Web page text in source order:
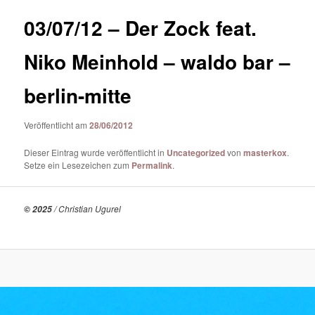
03/07/12 – Der Zock feat.
Niko Meinhold – waldo bar –
berlin-mitte
Veröffentlicht am28/06/2012
Dieser Eintrag wurde veröffentlicht in Uncategorizedvonmasterkox.
Setze ein Lesezeichen zum Permalink.
© 2025/ Christian Ugurel